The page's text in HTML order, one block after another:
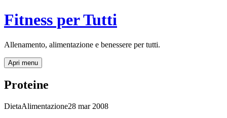
Fitness per Tutti
Allenamento, alimentazione e benessere per tutti.
Apri menu
Proteine
DietaAlimentazione28 mar 2008